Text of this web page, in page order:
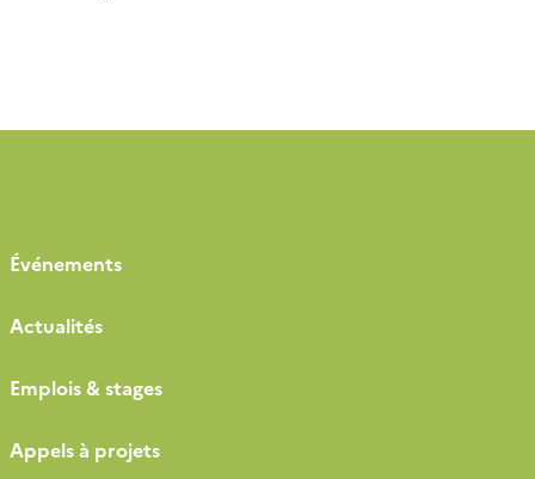
Événements
Actualités
Emplois & stages
Appels à projets